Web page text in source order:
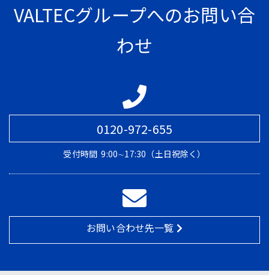
VALTECグループへのお問い合
わせ
0120-972-655
受付時間 9:00∼17:30（土日祝除く）
お問い合わせ先一覧